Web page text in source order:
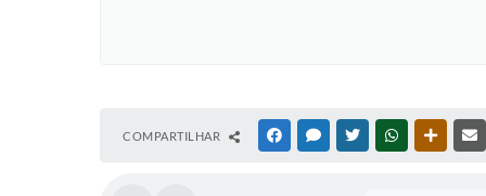
COMPARTILHAR FACEBOOKMESSENGER
TWITTERWHATSAPP